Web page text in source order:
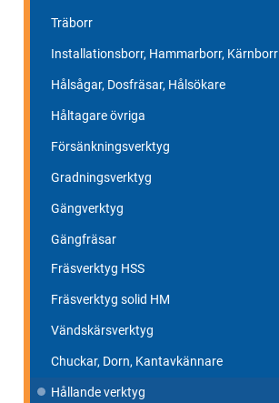
Träborr
Installationsborr, Hammarborr, Kärnborr
Hålsågar, Dosfräsar, Hålsökare
Håltagare övriga
Försänkningsverktyg
Gradningsverktyg
Gängverktyg
Gängfräsar
Fräsverktyg HSS
Fräsverktyg solid HM
Vändskärsverktyg
Chuckar, Dorn, Kantavkännare
Hållande verktyg